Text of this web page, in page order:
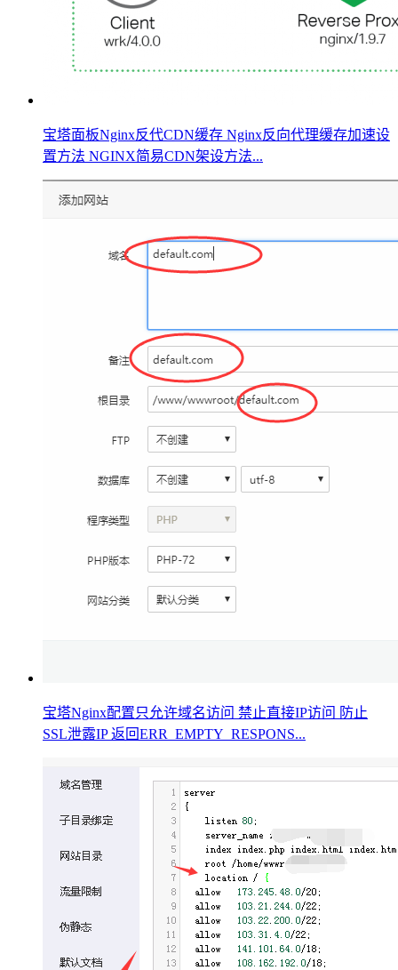
宝塔面板Nginx反代CDN缓存 Nginx反向代理缓存加速设
置方法 NGINX简易CDN架设方法...
宝塔Nginx配置只允许域名访问 禁止直接IP访问 防止
SSL泄露IP 返回ERR_EMPTY_RESPONS...